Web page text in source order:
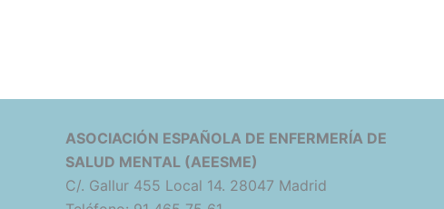
ASOCIACIÓN ESPAÑOLA DE ENFERMERÍA DE
SALUD MENTAL (AEESME)
C/. Gallur 455 Local 14. 28047 Madrid